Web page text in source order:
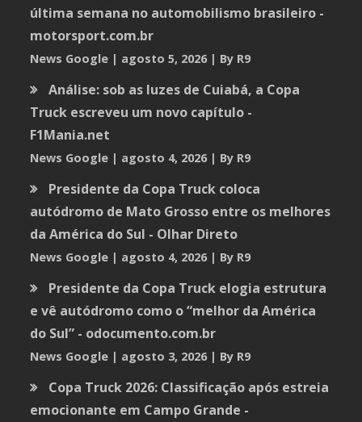
última semana no automobilismo brasileiro -
motorsport.com.br
News Google agosto 5, 2026 By R9
Análise: sob as luzes de Cuiabá, a Copa
Truck escreveu um novo capítulo -
F1Mania.net
News Google agosto 4, 2026 By R9
Presidente da Copa Truck coloca
autódromo de Mato Grosso entre os melhores
da América do Sul - Olhar Direto
News Google agosto 4, 2026 By R9
Presidente da Copa Truck elogia estrutura
e vê autódromo como o “melhor da América
do Sul” - odocumento.com.br
News Google agosto 3, 2026 By R9
Copa Truck 2026: Classificação após estreia
emocionante em Campo Grande -